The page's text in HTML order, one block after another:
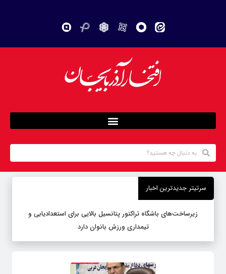
سرتیتر جدیدترین اخبار
زیرساخت‌های باشگاه تراکتور پتانسیل بالایی برای استعدادیابی و
تیمداری ورزش بانوان دارد